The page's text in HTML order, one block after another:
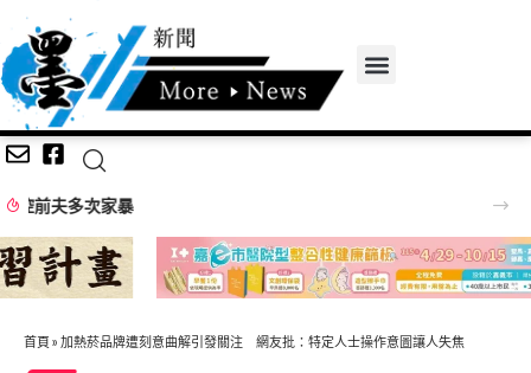
嘉義無人機競賽登場 73隊挑戰穿越賽與無人機足球
首頁 » 加熱菸品牌遭刻意曲解引發關注 網友批：特定人士操作意圖讓人失焦